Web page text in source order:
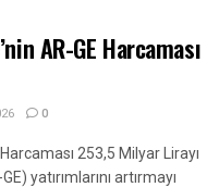
AR-GE Harcaması
0
253,5 Milyar Lirayı
yatırımlarını artırmayı